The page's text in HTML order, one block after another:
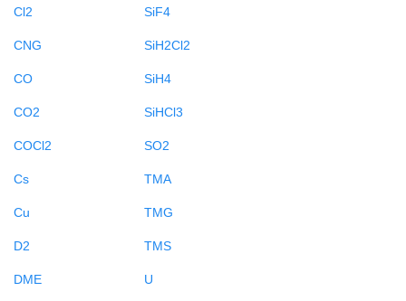
Cl2
CNG
CO
CO2
COCl2
Cs
Cu
D2
DME
SiF4
SiH2Cl2
SiH4
SiHCl3
SO2
TMA
TMG
TMS
U